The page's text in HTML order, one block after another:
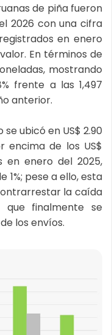
de piña fueron
2026 con una cifra
en enero
En términos de
mostrando
frente a las 1,497
anterior.
ubicó en US$ 2.90
encima de los US$
en enero del 2025,
pese a ello, esta
la caída
finalmente se
los envíos.